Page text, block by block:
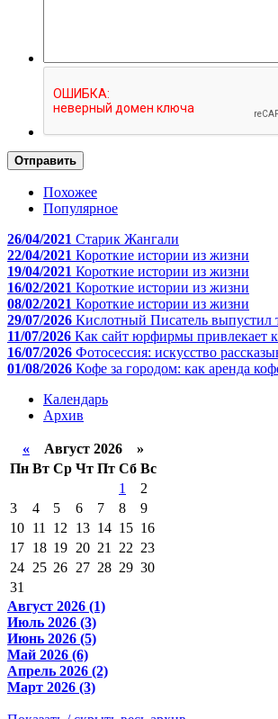
Отправить
Похожее
Популярное
26/04/2021 Старик Жангали
22/04/2021 Короткие истории из жизни
19/04/2021 Короткие истории из жизни
16/02/2021 Короткие истории из жизни
08/02/2021 Короткие истории из жизни
29/07/2026 Кислотный Писатель выпустил
11/07/2026 Как сайт юрфирмы привлекает
16/07/2026 Фотосессия: искусство
01/08/2026 Кофе за городом: как аренда
Календарь
Архив
« Август 2026 »
Пн Вт Ср Чт Пт Сб Вс
1
2
3
4 5 6 7 8
9
10 11 12 13 14 15 16
17 18 19 20 21 22 23
24 25 26 27 28 29 30
31
Август 2026 (1)
Июль 2026 (3)
Июнь 2026 (5)
Май 2026 (6)
Апрель 2026 (2)
Март 2026 (3)